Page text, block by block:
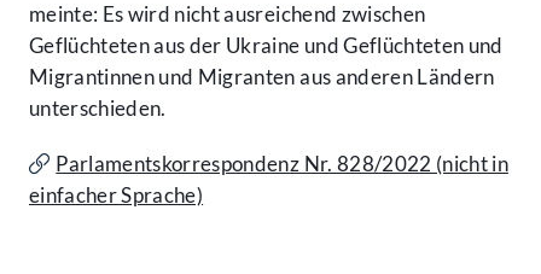
meinte: Es wird nicht ausreichend zwischen
Geflüchteten aus der Ukraine und Geflüchteten und
Migrantinnen und Migranten aus anderen Ländern
unterschieden.
Parlamentskorrespondenz Nr. 828/2022 (nicht in
einfacher Sprache)